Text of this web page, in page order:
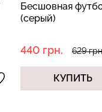
Бесшовная
(серый)
440 грн. 629
КУПИТЬ